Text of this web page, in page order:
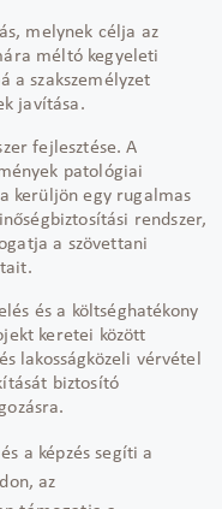
melynek célja az
méltó kegyeleti
a szakszemélyzet
javítása.
fejlesztése. A
patológiai
kerüljön egy rugalmas
rendszer,
a szövettani
és a költséghatékony
keretei között
lakosságközeli vérvétel
biztosító
a képzés segíti a
az